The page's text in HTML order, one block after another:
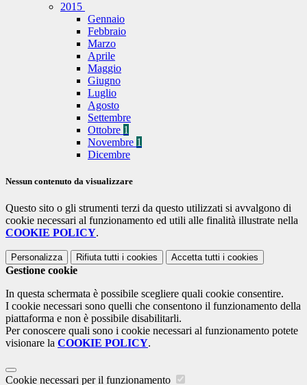
2015
Gennaio
Febbraio
Marzo
Aprile
Maggio
Giugno
Luglio
Agosto
Settembre
Ottobre 1
Novembre 1
Dicembre
Nessun contenuto da visualizzare
Questo sito o gli strumenti terzi da questo utilizzati si avvalgono di
cookie necessari al funzionamento ed utili alle finalità illustrate nella
COOKIE POLICY.
Personalizza Rifiuta tutti i cookies Accetta tutti i cookies
Gestione cookie
In questa schermata è possibile scegliere quali cookie consentire.
I cookie necessari sono quelli che consentono il funzionamento della
piattaforma e non è possibile disabilitarli.
Per conoscere quali sono i cookie necessari al funzionamento potete
visionare la COOKIE POLICY.
Cookie necessari per il funzionamento